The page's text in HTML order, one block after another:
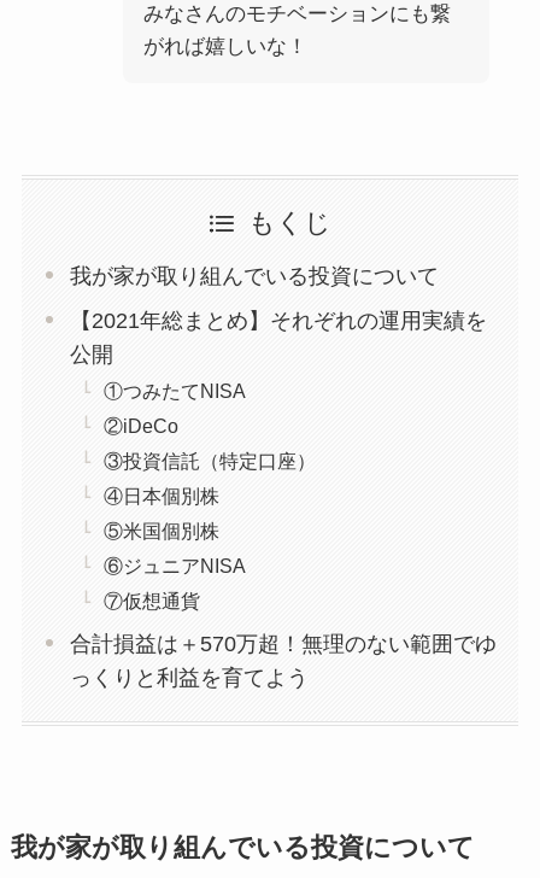
みなさんのモチベーションにも繋
がれば嬉しいな！
もくじ
我が家が取り組んでいる投資について
【2021年総まとめ】それぞれの運用実績を
公開
①つみたてNISA
②iDeCo
③投資信託（特定口座）
④日本個別株
⑤米国個別株
⑥ジュニアNISA
⑦仮想通貨
合計損益は＋570万超！無理のない範囲でゆ
っくりと利益を育てよう
我が家が取り組んでいる投資について